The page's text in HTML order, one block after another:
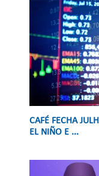
CAFÉ FECHA
EL NIÑO E ...